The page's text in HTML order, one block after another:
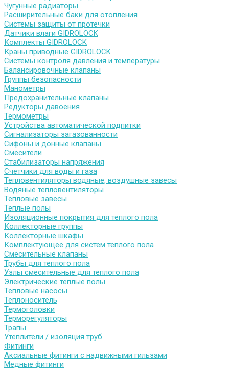
Чугунные радиаторы
Расширительные баки для отопления
Системы защиты от протечки
Датчики влаги GIDROLOCK
Комплекты GIDROLOCK
Краны приводные GIDROLOCK
Системы контроля давления и температуры
Балансировочные клапаны
Группы безопасности
Манометры
Предохранительные клапаны
Редукторы давоения
Термометры
Устройства автоматической подпитки
Сигнализаторы загазованности
Сифоны и донные клапаны
Смесители
Стабилизаторы напряжения
Счетчики для воды и газа
Тепловентиляторы водяные, воздушные завесы
Водяные тепловентиляторы
Тепловые завесы
Теплые полы
Изоляционные покрытия для теплого пола
Коллекторные группы
Коллекторные шкафы
Комплектующее для систем теплого пола
Смесительные клапаны
Трубы для теплого пола
Узлы смесительные для теплого пола
Электрические теплые полы
Тепловые насосы
Теплоноситель
Термоголовки
Терморегуляторы
Трапы
Утеплители / изоляция труб
Фитинги
Аксиальные фитинги с надвижными гильзами
Медные фитинги